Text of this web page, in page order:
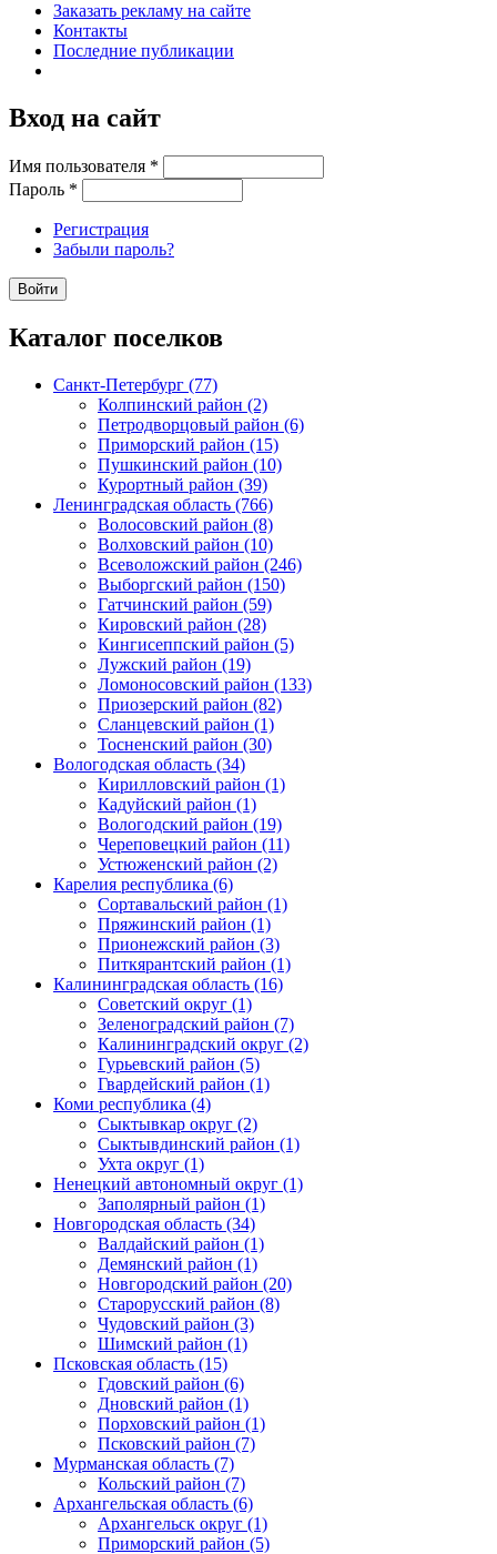
Заказать рекламу на сайте
Контакты
Последние публикации
Вход на сайт
Имя пользователя *
Пароль *
Регистрация
Забыли пароль?
Каталог поселков
Санкт-Петербург (77)
Колпинский район (2)
Петродворцовый район (6)
Приморский район (15)
Пушкинский район (10)
Курортный район (39)
Ленинградская область (766)
Волосовский район (8)
Волховский район (10)
Всеволожский район (246)
Выборгский район (150)
Гатчинский район (59)
Кировский район (28)
Кингисеппский район (5)
Лужский район (19)
Ломоносовский район (133)
Приозерский район (82)
Сланцевский район (1)
Тосненский район (30)
Вологодская область (34)
Кирилловский район (1)
Кадуйский район (1)
Вологодский район (19)
Череповецкий район (11)
Устюженский район (2)
Карелия республика (6)
Сортавальский район (1)
Пряжинский район (1)
Прионежский район (3)
Питкярантский район (1)
Калининградская область (16)
Советский округ (1)
Зеленоградский район (7)
Калининградский округ (2)
Гурьевский район (5)
Гвардейский район (1)
Коми республика (4)
Сыктывкар округ (2)
Сыктывдинский район (1)
Ухта округ (1)
Ненецкий автономный округ (1)
Заполярный район (1)
Новгородская область (34)
Валдайский район (1)
Демянский район (1)
Новгородский район (20)
Старорусский район (8)
Чудовский район (3)
Шимский район (1)
Псковская область (15)
Гдовский район (6)
Дновский район (1)
Порховский район (1)
Псковский район (7)
Мурманская область (7)
Кольский район (7)
Архангельская область (6)
Архангельск округ (1)
Приморский район (5)